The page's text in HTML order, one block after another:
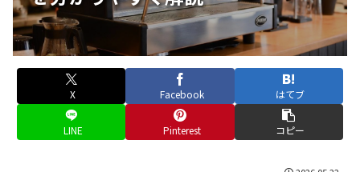
X Facebook はてブ
LINE Pinterest コピー